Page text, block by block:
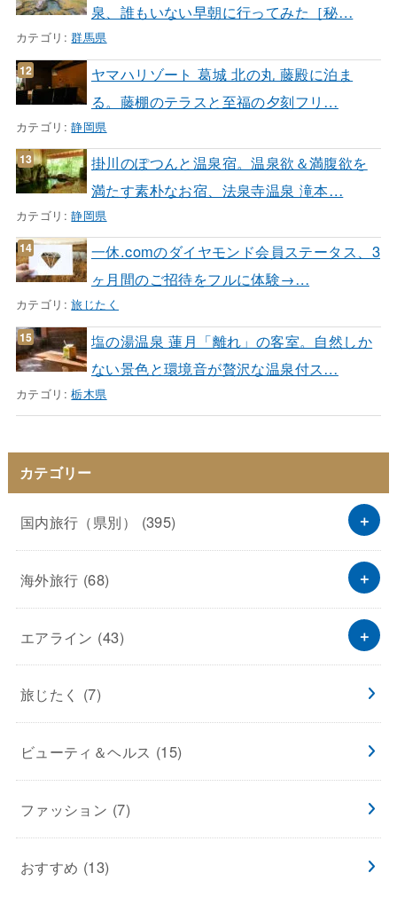
泉、誰もいない早朝に行ってみた［秘…
カテゴリ:群馬県
ヤマハリゾート 葛城 北の丸 藤殿に泊ま
る。藤棚のテラスと至福の夕刻フリ…
カテゴリ:静岡県
掛川のぽつんと温泉宿。温泉欲＆満腹欲を
満たす素朴なお宿、法泉寺温泉 滝本…
カテゴリ:静岡県
一休.comのダイヤモンド会員ステータス、3
ヶ月間のご招待をフルに体験→…
カテゴリ:旅じたく
塩の湯温泉 蓮月「離れ」の客室。自然しか
ない景色と環境音が贅沢な温泉付ス…
カテゴリ:栃木県
カテゴリー
国内旅行（県別） (395)
海外旅行 (68)
エアライン (43)
旅じたく (7)
ビューティ＆ヘルス (15)
ファッション (7)
おすすめ (13)